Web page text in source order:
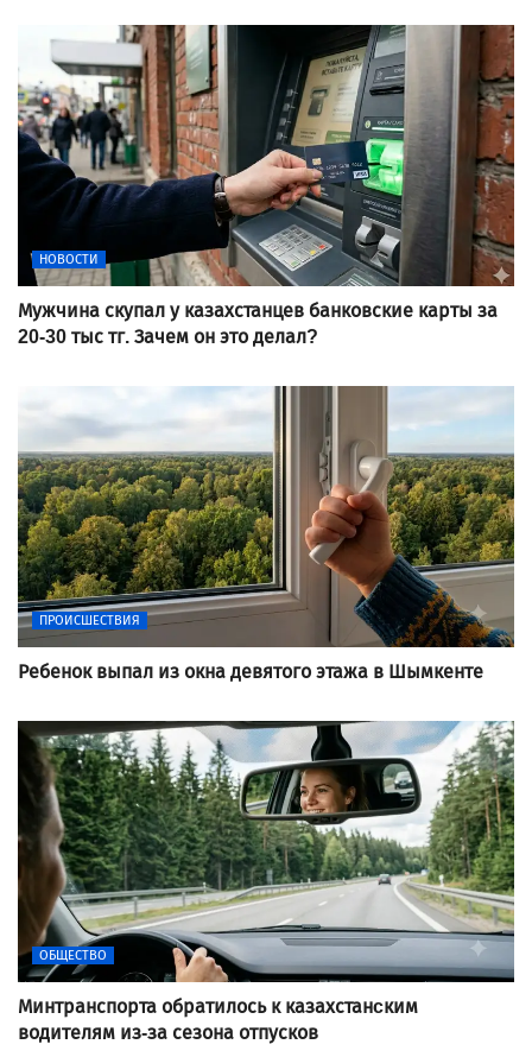
НОВОСТИ
Мужчина скупал у казахстанцев банковские карты за
20-30 тыс тг. Зачем он это делал?
ПРОИСШЕСТВИЯ
Ребенок выпал из окна девятого этажа в Шымкенте
ОБЩЕСТВО
Минтранспорта обратилось к казахстанcким
водителям из-за сезона отпусков